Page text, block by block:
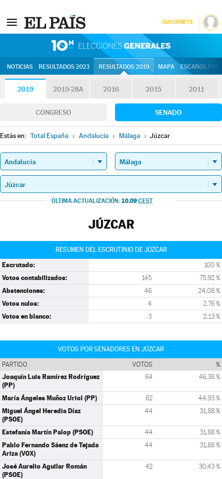
SUSCRÍBETE
NOTICIAS RESULTADOS 2023 RESULTADOS 2019 MAPA ESCAÑOS
2019 2019-28A 2016 2015 2011
CONGRESO SENADO
Estás en: Total España » Andalucía » Málaga » Júzcar
ÚLTIMA ACTUALIZACIÓN: 10.09 CEST
JÚZCAR
RESUMEN DEL ESCRUTINIO DE JÚZCAR
Escrutado: 100 %
Votos contabilizados: 145 75,92 %
Abstenciones: 46 24,08 %
Votos nulos: 4 2,76 %
Votos en blanco: 3 2,13 %
VOTOS POR SENADORES EN JÚZCAR
PARTIDO VOTOS %
Joaquín Luis Ramírez Rodríguez
(PP)
64 46,38 %
María Ángeles Muñoz Uriol (PP) 62 44,93 %
Miguel Ángel Heredia Díaz
(PSOE)
44 31,88 %
Estefanía Martín Palop (PSOE) 44 31,88 %
Pablo Fernando Sáenz de Tejada
Ariza (VOX)
44 31,88 %
José Aurelio Aguilar Román
(PSOE)
42 30,43 %